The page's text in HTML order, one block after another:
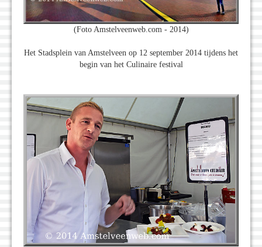
(Foto Amstelveenweb.com - 2014)
Het Stadsplein van Amstelveen op 12 september 2014 tijdens het
begin van het Culinaire festival